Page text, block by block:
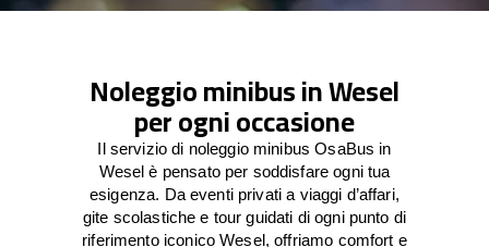
Noleggio minibus in Wesel
per ogni occasione
Il servizio di noleggio minibus OsaBus in
Wesel è pensato per soddisfare ogni tua
esigenza. Da eventi privati a viaggi d’affari,
gite scolastiche e tour guidati di ogni punto di
riferimento iconico Wesel, offriamo comfort e